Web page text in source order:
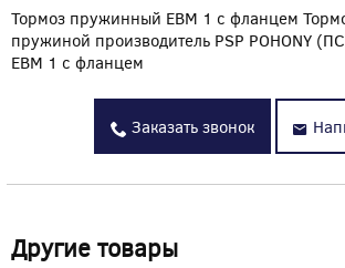
Тормоз пружинный EBM 1 с фланцем
пружиной производитель PSP POHONY
EBM 1 с фланцем
Заказать звонок
Другие товары